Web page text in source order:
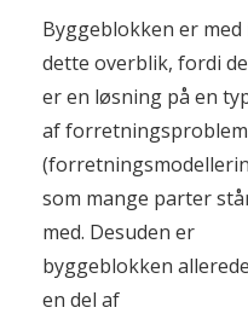
Byggeblokken er med
dette overblik, fordi
er en løsning på en
af forretningsproblem
som mange parter
med. Desuden er
byggeblokken allerede
en del af